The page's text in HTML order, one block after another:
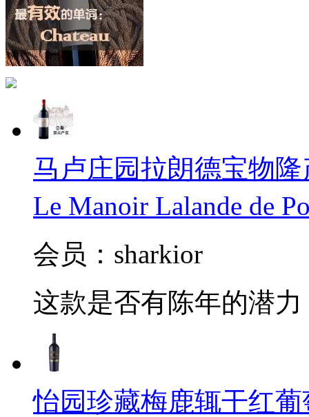
马卢庄园拉朗德宝物隆
Le Manoir Lalande de
会员：sharkior
这款是否有陈年的潜力
怡园珍藏梅鹿辄干红葡